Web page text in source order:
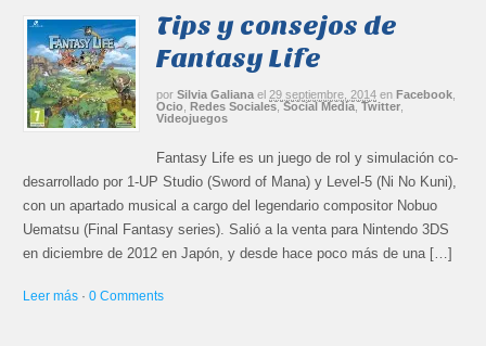
Tips y consejos de
Fantasy Life
por Silvia Galiana el 29 septiembre, 2014 en Facebook
Ocio ,Redes Sociales,Social Media,Twitter
Videojuegos
Fantasy Life es un juego de rol y simulación co-
desarrollado por 1-UP Studio (Sword of Mana) y Level-5 (Ni No Kuni),
con un apartado musical a cargo del legendario compositor Nobuo
Uematsu (Final Fantasy series). Salió a la venta para Nintendo 3DS
en diciembre de 2012 en Japón, y desde hace poco más de una […]
Leer más ·0 Comments